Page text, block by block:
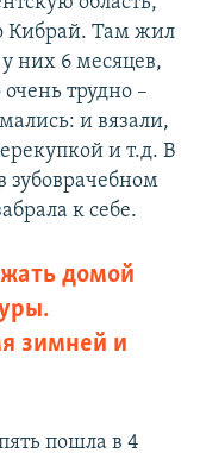
Кибрай. Там жил
них 6 месяцев,
трудно –
и вязали,
и т.д. В
зубоврачебном
к себе.
домой
зимней и
пошла в 4